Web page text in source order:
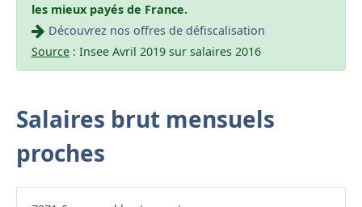
les mieux payés de France.
Découvrez nos offres de défiscalisation
Source: Insee Avril 2019 sur salaires 2016
Salaires brut mensuels
proches